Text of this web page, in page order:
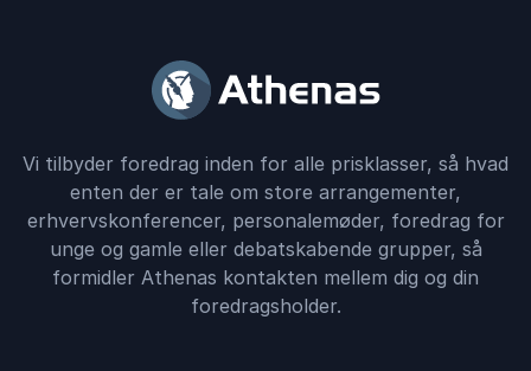
Vi tilbyder foredrag inden for alle prisklasser, så hvad
enten der er tale om store arrangementer,
erhvervskonferencer, personalemøder, foredrag for
unge og gamle eller debatskabende grupper, så
formidler Athenas kontakten mellem dig og din
foredragsholder.